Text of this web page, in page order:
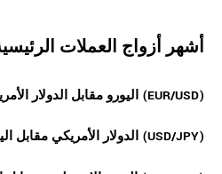
أشهر أزواج العملات
اليورو مقابل الدولار الأمريكي (EUR/USD)
الدولار الأمريكي مقابل الين الياباني (USD/JPY)